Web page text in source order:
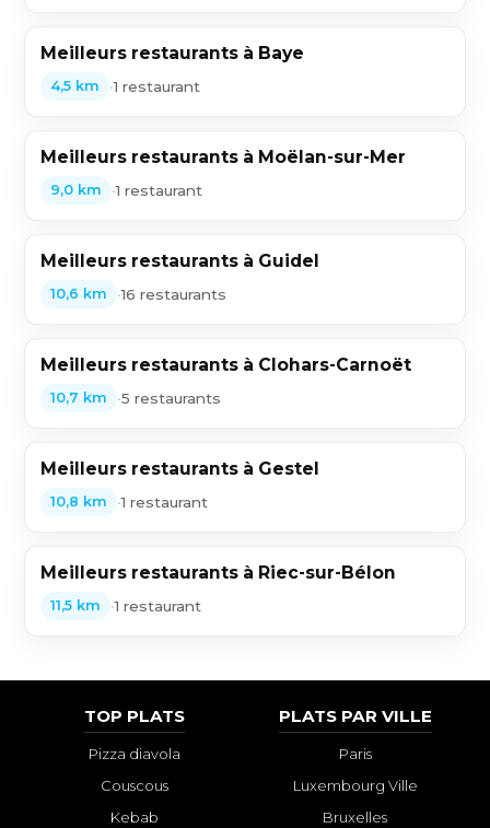
Meilleurs restaurants à Baye
4,5 km •1 restaurant
Meilleurs restaurants à Moëlan-sur-Mer
9,0 km •1 restaurant
Meilleurs restaurants à Guidel
10,6 km •16 restaurants
Meilleurs restaurants à Clohars-Carnoët
10,7 km •5 restaurants
Meilleurs restaurants à Gestel
10,8 km •1 restaurant
Meilleurs restaurants à Riec-sur-Bélon
11,5 km •1 restaurant
TOP PLATS
Pizza diavola
Couscous
Kebab
PLATS PAR VILLE
Paris
Luxembourg Ville
Bruxelles